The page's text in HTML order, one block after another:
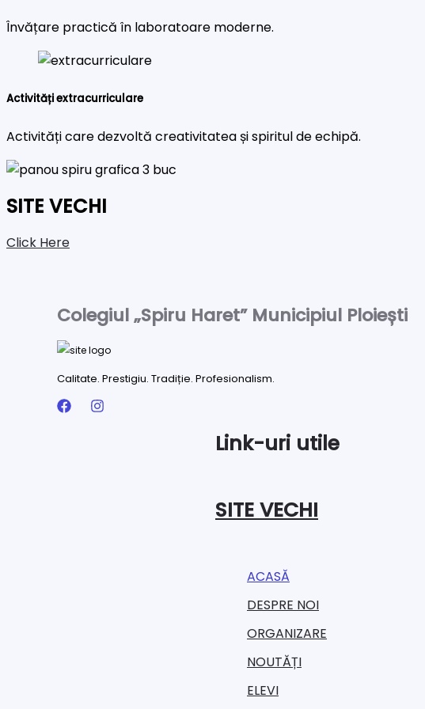
Învățare practică în laboratoare moderne.
Activități extracurriculare
Activități care dezvoltă creativitatea și spiritul de echipă.
SITE VECHI
Click Here
Colegiul „Spiru Haret” Municipiul Ploiești
Calitate. Prestigiu. Tradiție. Profesionalism.
Link-uri utile
SITE VECHI
ACASĂ
DESPRE NOI
ORGANIZARE​
NOUTĂȚI
ELEVI